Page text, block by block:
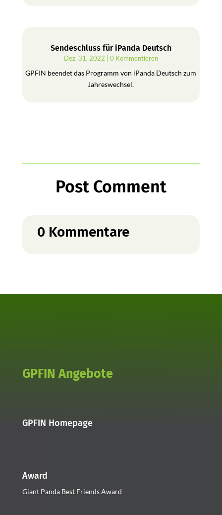
Sendeschluss für iPanda Deutsch
Dez. 31, 2022 | 0 Kommentieren
GPFIN beendet das Programm von iPanda Deutsch zum
Jahreswechsel.
Post Comment
0 Kommentare
GPFIN Angebote
GPFIN Homepage
Award
Giant Panda Best Friends Award